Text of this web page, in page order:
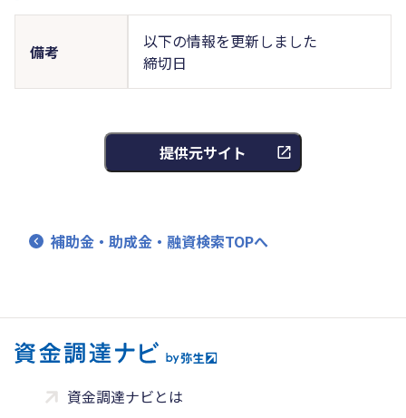
備考
以下の情報を更新しました
締切日
提供元サイト
補助金・助成金・融資検索TOPへ
資金調達ナビとは